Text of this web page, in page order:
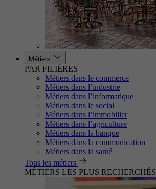
Métiers
PAR FILIÈRES
Métiers dans le commerce
Métiers dans l’industrie
Métiers dans l’informatique
Métiers dans le social
Métiers dans l’immobilier
Métiers dans l’agriculture
Métiers dans la banque
Métiers dans la communication
Métiers dans la santé
Tous les métiers
MÉTIERS LES PLUS RECHERCHÉS